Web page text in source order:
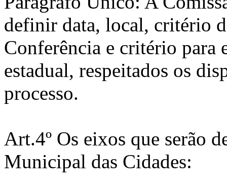
definir data, local, critério
Conferência e critério para
estadual, respeitados os
processo.
Art.4º Os eixos que serão
Municipal das Cidades: